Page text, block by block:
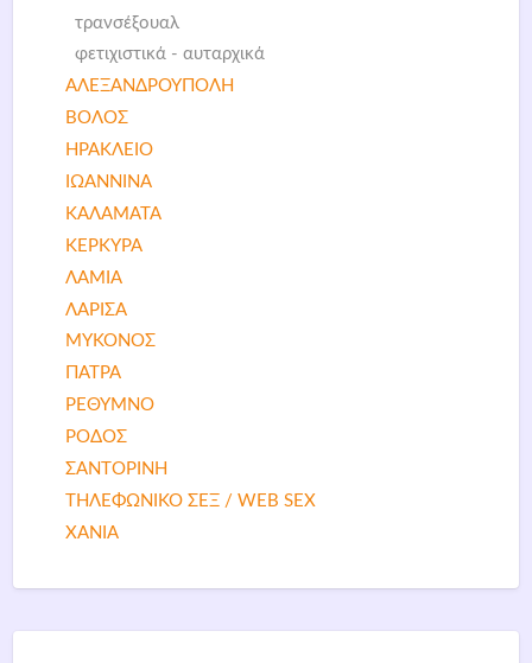
τρανσέξουαλ
φετιχιστικά - αυταρχικά
ΑΛΕΞΑΝΔΡΟΥΠΟΛΗ
ΒΟΛΟΣ
ΗΡΑΚΛΕΙΟ
ΙΩΑΝΝΙΝΑ
ΚΑΛΑΜΑΤΑ
ΚΕΡΚΥΡΑ
ΛΑΜΙΑ
ΛΑΡΙΣΑ
ΜΥΚΟΝΟΣ
ΠΑΤΡΑ
ΡΕΘΥΜΝΟ
ΡΟΔΟΣ
ΣΑΝΤΟΡΙΝΗ
ΤΗΛΕΦΩΝΙΚΟ ΣΕΞ / WEB SEX
ΧΑΝΙΑ